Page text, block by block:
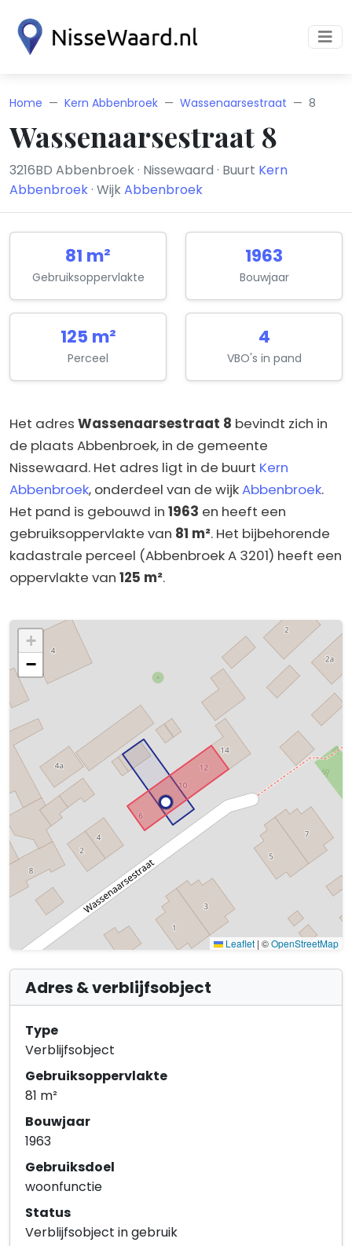
Home Kern Abbenbroek Wassenaarsestraat 8
Wassenaarsestraat 8
3216BD Abbenbroek · Nissewaard · Buurt Kern
Abbenbroek· WijkAbbenbroek
81 m²
Gebruiksoppervlakte
1963
Bouwjaar
125 m²
Perceel
4
VBO's in pand
Het adres Wassenaarsestraat 8 bevindt zich in
de plaats Abbenbroek, in de gemeente
Nissewaard. Het adres ligt in de buurt Kern
Abbenbroek, onderdeel van de wijkAbbenbroek.
Het pand is gebouwd in 1963 en heeft een
gebruiksoppervlakte van 81 m². Het bijbehorende
kadastrale perceel (Abbenbroek A 3201) heeft een
oppervlakte van 125 m².
+
−
Leaflet | ©OpenStreetMap
Adres & verblijfsobject
Type
Verblijfsobject
Gebruiksoppervlakte
81 m²
Bouwjaar
1963
Gebruiksdoel
woonfunctie
Status
Verblijfsobject in gebruik